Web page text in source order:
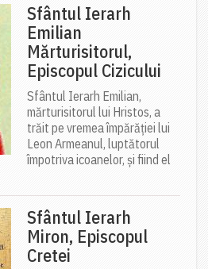
Sfântul Ierarh
Emilian
Mărturisitorul,
Episcopul Cizicului
Sfântul Ierarh Emilian,
mărturisitorul lui Hristos, a
trăit pe vremea împărăției lui
Leon Armeanul, luptătorul
împotriva icoanelor, și fiind el
Sfântul Ierarh
Miron, Episcopul
Cretei